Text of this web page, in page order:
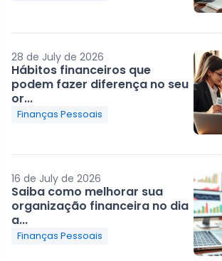
28 de July de 2026
Hábitos financeiros que
podem fazer diferença no seu
or...
Finanças Pessoais
16 de July de 2026
Saiba como melhorar sua
organização financeira no dia
a...
Finanças Pessoais